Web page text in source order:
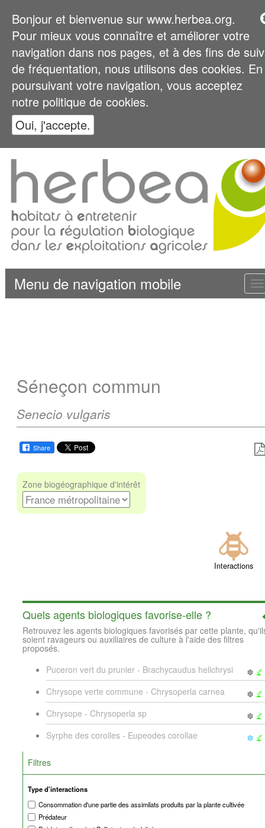
Bonjour et bienvenue sur www.herbea.org.
Pour mieux vous connaître et améliorer votre
navigation dans nos pages, et à des fins de
de fréquentation, nous utilisons des cookies. En
poursuivant votre navigation, vous acceptez
notre politique de cookies.
Oui, j'accepte.
Menu de navigation mobile
Séneçon commun
Senecio vulgaris
Share
Zone biogéographique d'intérêt
Interactions
Quels agents biologiques favorise-elle ?
Retrouvez les agents biologiques favorisés par cette plante,
soient ravageurs ou auxiliaires de culture à l'aide des filtres
proposés.
Puceron vert du prunier - Brachycaudus helichrysi
Chrysope verte commune - Chrysoperla carnea
Chrysope - Chrysoperla sp
Syrphe des corolles - Eupeodes corollae
Filtres
Type d'interactions
Consommation d'une partie des assimilats produits par la plante cultivée
Prédateur